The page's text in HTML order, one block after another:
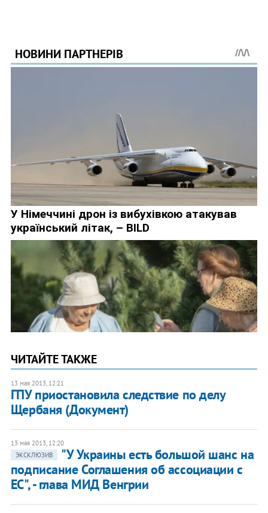
ЧИТАЙТЕ ТАКЖЕ
13 мая 2013, 12:21
ГПУ приостановила следствие по делу
Щербаня (Документ)
13 мая 2013, 12:20
ЭКСКЛЮЗИВ
"У Украины есть большой шанс на
подписание Соглашения об ассоциации с
ЕС", - глава МИД Венгрии